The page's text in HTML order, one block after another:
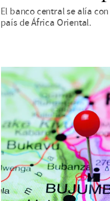
El banco central se alía
país de África Oriental.